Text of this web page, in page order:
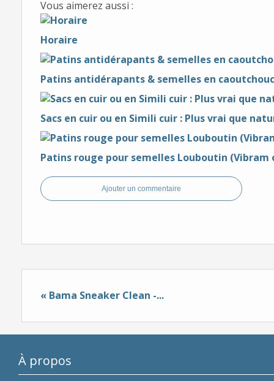
Vous aimerez aussi :
Horaire
Patins antidérapants & semelles en
Sacs en cuir ou en Simili cuir : Plus vrai que
Patins rouge pour semelles Louboutin (Vibram
Ajouter un commentaire
« Bama Sneaker Clean -...
À propos